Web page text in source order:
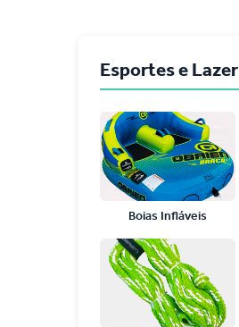
Esportes e Lazer
Boias Infláveis